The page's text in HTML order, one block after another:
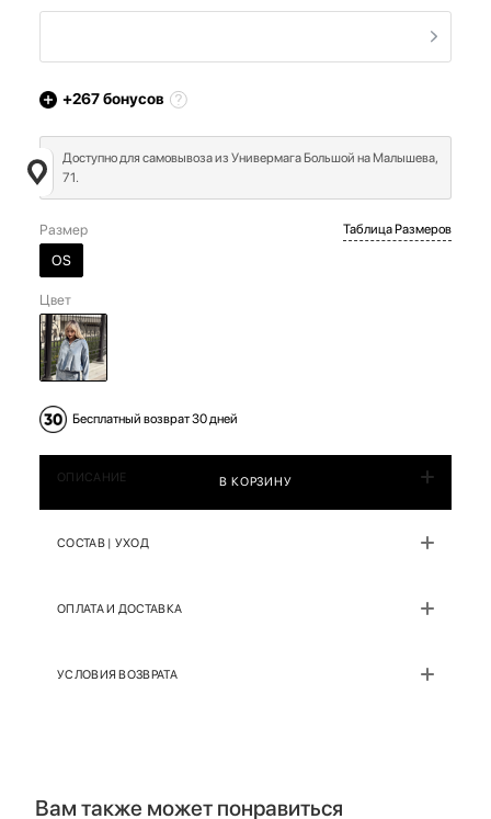
+267бонусов
Доступно для самовывоза из Универмага Большой на Малышева,
71.
Размер
OS
Таблица Размеров
Цвет
Бесплатный возврат 30 дней
В КОРЗИНУ
ОПИСАНИЕ
СОСТАВ | УХОД
ОПЛАТА И ДОСТАВКА
УСЛОВИЯ ВОЗВРАТА
Вам также может понравиться